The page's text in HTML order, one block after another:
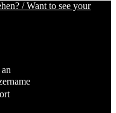
/ Want to see your